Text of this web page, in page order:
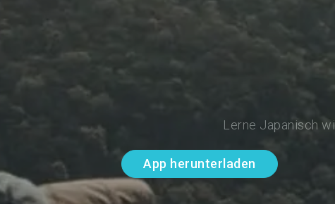
Lerne Japanisch
App herunterladen